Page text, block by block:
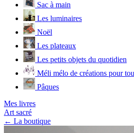
Sac à main
Les luminaires
Noël
Les plateaux
Les petits objets du quotidien
Méli mélo de créations pour
Pâques
Mes livres
Art sacré
← La boutique